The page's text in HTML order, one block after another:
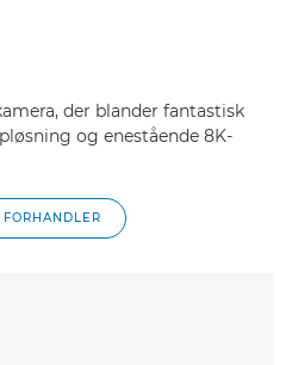
der blander fantastisk
og enestående 8K-